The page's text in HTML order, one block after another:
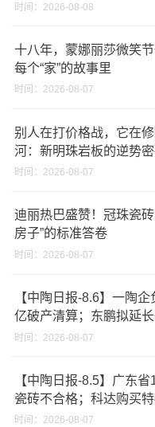
时间：2026-08-08
十八年，蒙娜丽莎微笑
每个“家”的故事里
时间：2026-08-07
别人在打价格战，它在
河：新明珠岩板的逆势
时间：2026-08-07
迪丽热巴盛赞！冠珠瓷
房子”的标准答卷
时间：2026-08-07
【中陶日报-8.6】一陶
亿破产清算；东鹏拟延
资期限；工信部开展建陶
时间：2026-08-07
【中陶日报-8.5】广东
瓷砖不合格；科达购买
股份申请未通过；蒙娜丽
时间：2026-08-07